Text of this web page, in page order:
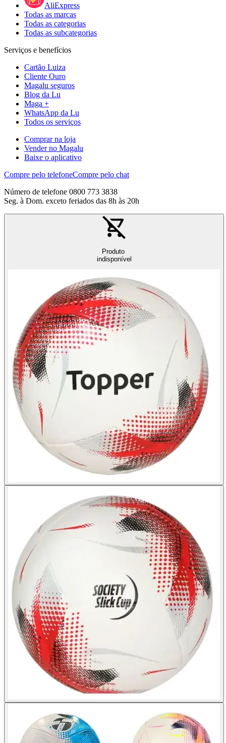
AliExpress
Todas as marcas
Todas as categorias
Todas as subcategorias
Serviços e benefícios
Cartão Luiza
Cliente Ouro
Magalu seguros
Blog da Lu
Maga +
WhatsApp da Lu
Todos os serviços
Comprar na loja
Vender no Magalu
Baixe o aplicativo
Compre pelo telefoneCompre pelo chat
Número de telefone 0800 773 3838
Seg. à Dom. exceto feriados das 8h às 20h
Produto
indisponível